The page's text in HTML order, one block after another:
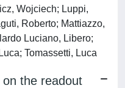
Wojciech; Luppi,
Roberto; Mattiazzo,
Luciano, Libero;
Tomassetti, Luca
the readout